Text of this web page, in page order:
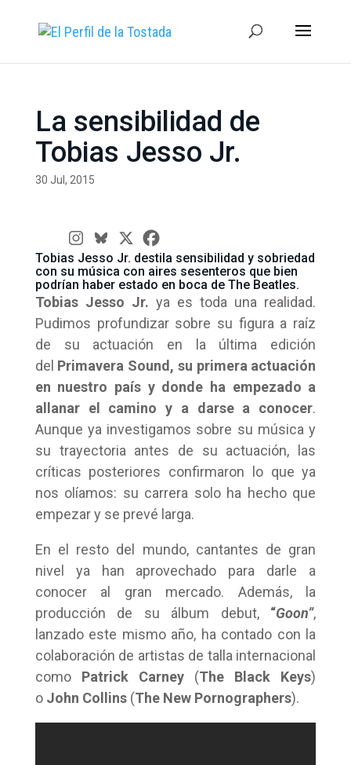
La sensibilidad de
Tobias Jesso Jr.
30 Jul, 2015
Tobias Jesso Jr. destila sensibilidad y sobriedad
con su música con aires sesenteros que bien
podrían haber estado en boca de The Beatles.
Tobias Jesso Jr. ya es toda una realidad.
Pudimos profundizar sobre su figura a raíz
de su actuación en la última edición
del Primavera Sound, su primera actuación
en nuestro país y donde ha empezado a
allanar el camino y a darse a conocer.
Aunque ya investigamos sobre su música y
su trayectoria antes de su actuación, las
críticas posteriores confirmaron lo que ya
nos olíamos: su carrera solo ha hecho que
empezar y se prevé larga.
En el resto del mundo, cantantes de gran
nivel ya han aprovechado para darle a
conocer al gran mercado. Además, la
producción de su álbum debut, “Goon”,
lanzado este mismo año, ha contado con la
colaboración de artistas de talla internacional
como Patrick Carney (The Black Keys)
o John Collins(The New Pornographers).